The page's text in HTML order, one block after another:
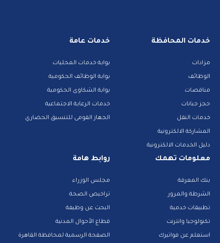
خدمات المحافظة
مزادات
الوظائف
مناقصات
حجز جبانات
خدمات النقل
المشاركة الالكترونية
دليل الخدمات الالكترونية
خدمات عامة
بوابة خدمات المحليات
بوابة الوظائف الحكومية
بوابة الشكاوى الحكومية
خدمات الرعاية الاجتماعية
الجهاز القومى للتنسيق الحضاري
معلومات تهمك
بنك المعرفة
الشرطة والمرور
تطبيقات خدمية
تكنولوجيا وانترنت
استعلم عن فواتيرك
روابط هامة
مجلس الوزراء
تراخيص الصحة
البحث عن وظيفة
قطاع الأحوال المدنية
الصفحة الرسمية لمحافظة القاهرة